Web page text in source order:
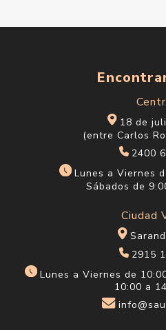
18 de
(entre Carlos
2400
Lunes a Viernes
Sábados de
Ciudad
2915
Lunes a Viernes de
10:00 a